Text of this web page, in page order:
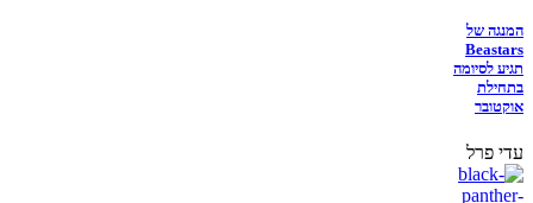
המנגה של
Beastars
תגיע לסיומה
בתחילת
אוקטובר
עדי פרל